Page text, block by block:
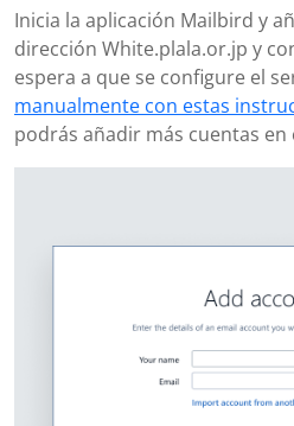
Inicia la aplicación Mailbird y
dirección White.plala.or.jp y
espera a que se configure el
manualmente con estas
podrás añadir más cuentas